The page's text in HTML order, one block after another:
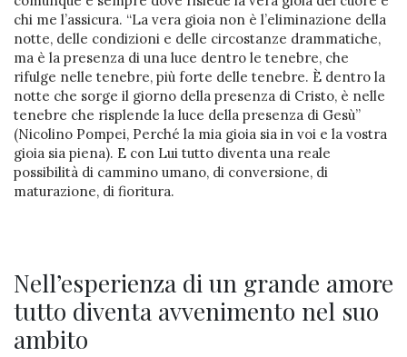
chi me l’assicura. “La vera gioia non è l’eliminazione della
notte, delle condizioni e delle circostanze drammatiche,
ma è la presenza di una luce dentro le tenebre, che
rifulge nelle tenebre, più forte delle tenebre. È dentro la
notte che sorge il giorno della presenza di Cristo, è nelle
tenebre che risplende la luce della presenza di Gesù”
(Nicolino Pompei, Perché la mia gioia sia in voi e la vostra
gioia sia piena). E con Lui tutto diventa una reale
possibilità di cammino umano, di conversione, di
maturazione, di fioritura.
Nell’esperienza di un grande amore
tutto diventa avvenimento nel suo
ambito